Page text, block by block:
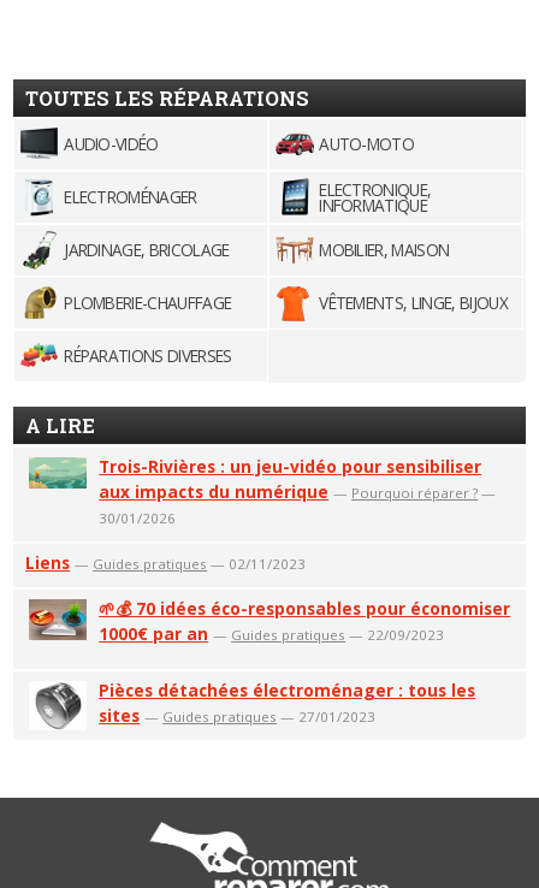
TOUTES LES RÉPARATIONS
AUDIO-VIDÉO AUTO-MOTO
ELECTROMÉNAGER ELECTRONIQUE,
INFORMATIQUE
JARDINAGE, BRICOLAGE
MOBILIER, MAISON
PLOMBERIE-CHAUFFAGE VÊTEMENTS, LINGE, BIJOUX
RÉPARATIONS DIVERSES
A LIRE
Trois-Rivières : un jeu-vidéo pour sensibiliser
aux impacts du numérique — Pourquoi réparer ? —
30/01/2026
Liens — Guides pratiques — 02/11/2023
🌱💰 70 idées éco-responsables pour économiser
1000€ par an — Guides pratiques — 22/09/2023
Pièces détachées électroménager : tous les
sites — Guides pratiques — 27/01/2023